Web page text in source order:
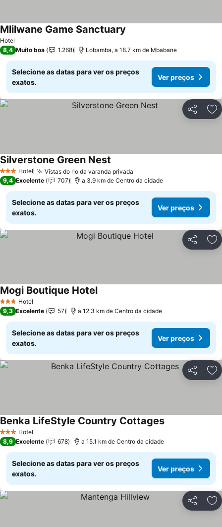
Hotel
Mlilwane Game Sanctuary
8,4 Muito boa 1.268 Lobamba, a 18.7 km de Mbabane
Selecione as datas para ver os preços
exatos.
Ver preços
Partilhar
3 EstrelasHotel Vistas do rio da varanda privada
Silverstone Green Nest
9,4 Excelente 707 a 3.9 km de Centro da cidade
Selecione as datas para ver os preços
exatos.
Ver preços
Partilhar
3 EstrelasHotel
Mogi Boutique Hotel
9,3 Excelente 57 a 12.3 km de Centro da cidade
Selecione as datas para ver os preços
exatos.
Ver preços
Partilhar
3 EstrelasHotel
Benka LifeStyle Country Cottages
8,9 Excelente 678 a 15.1 km de Centro da cidade
Selecione as datas para ver os preços
exatos.
Ver preços
Partilhar